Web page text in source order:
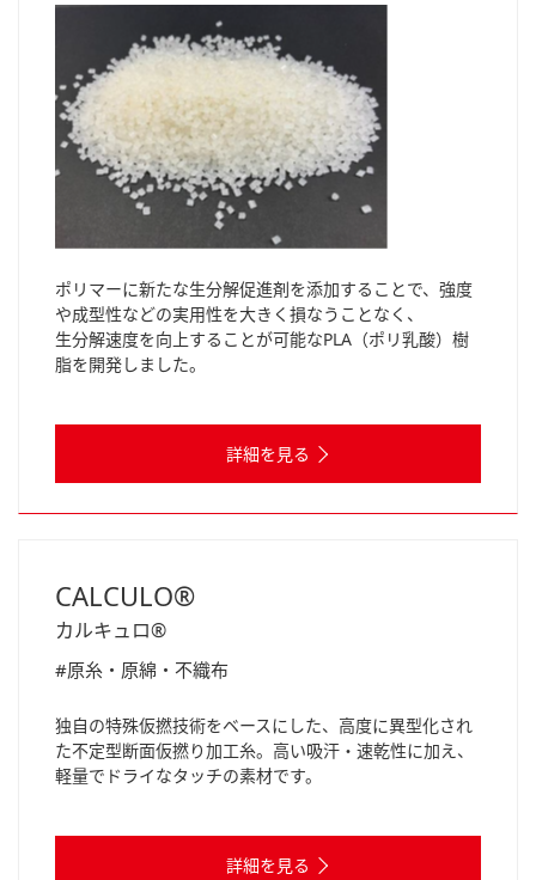
ポリマーに新たな生分解促進剤を添加することで、強度
や成型性などの実用性を大きく損なうことなく、
生分解速度を向上することが可能なPLA（ポリ乳酸）樹
脂を開発しました。
詳細を見る
CALCULO®
カルキュロ®
#原糸・原綿・不織布
独自の特殊仮撚技術をベースにした、高度に異型化され
た不定型断面仮撚り加工糸。高い吸汗・速乾性に加え、
軽量でドライなタッチの素材です。
詳細を見る